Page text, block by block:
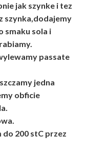
jak szynke i tez
szynka,dodajemy
smaku sola i
passate
jedna
obficie
200 stC przez